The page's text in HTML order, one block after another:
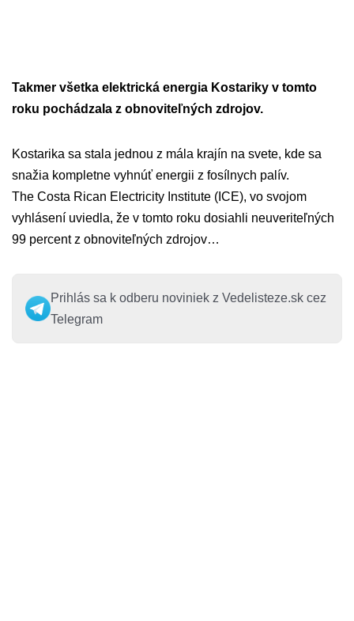
Takmer všetka elektrická energia Kostariky v tomto
roku pochádzala z obnoviteľných zdrojov.
Kostarika sa stala jednou z mála krajín na svete, kde sa
snažia kompletne vyhnúť energii z fosílnych palív.
The Costa Rican Electricity Institute (ICE), vo svojom
vyhlásení uviedla, že v tomto roku dosiahli neuveriteľných
99 percent z obnoviteľných zdrojov…
Prihlás sa k odberu noviniek z Vedelisteze.sk cez
Telegram